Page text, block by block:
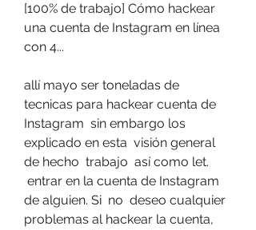
[100% de trabajo] Cómo hackear
una cuenta de Instagram en línea
con 4...
allí mayo ser toneladas de
tecnicas para hackear cuenta de
Instagram  sin embargo los
explicado en esta  visión general
de hecho  trabajo  así como let.
de alguien. Si  no  deseo cualquier
problemas al hackear la cuenta,